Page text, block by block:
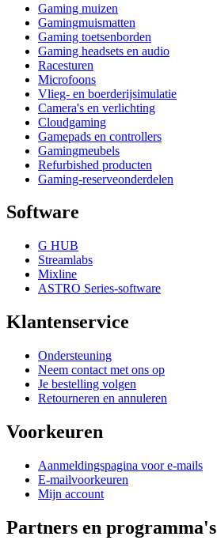
Gaming muizen
Gamingmuismatten
Gaming toetsenborden
Gaming headsets en audio
Racesturen
Microfoons
Vlieg- en boerderijsimulatie
Camera's en verlichting
Cloudgaming
Gamepads en controllers
Gamingmeubels
Refurbished producten
Gaming-reserveonderdelen
Software
G HUB
Streamlabs
Mixline
ASTRO Series-software
Klantenservice
Ondersteuning
Neem contact met ons op
Je bestelling volgen
Retourneren en annuleren
Voorkeuren
Aanmeldingspagina voor e-mails
E-mailvoorkeuren
Mijn account
Partners en programma's